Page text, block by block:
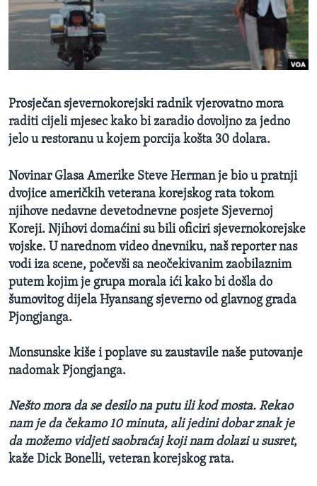
MAGAZIN
O GLASU AMERIKE
PRATITE NAS
Jezici
Prosječan sjevernokorejski radnik vjerovatno mora
raditi cijeli mjesec kako bi zaradio dovoljno za jedno
jelo u restoranu u kojem porcija košta 30 dolara.
Novinar Glasa Amerike Steve Herman je bio u pratnji
dvojice američkih veterana korejskog rata tokom
njihove nedavne devetodnevne posjete Sjevernoj
Koreji. Njihovi domaćini su bili oficiri sjevernokorejske
vojske. U narednom video dnevniku, naš reporter nas
vodi iza scene, počevši sa neočekivanim zaobilaznim
putem kojim je grupa morala ići kako bi došla do
šumovitog dijela Hyansang sjeverno od glavnog grada
Pjongjanga.
Monsunske kiše i poplave su zaustavile naše putovanje
nadomak Pjongjanga.
Nešto mora da se desilo na putu ili kod mosta. Rekao
nam je da čekamo 10 minuta, ali jedini dobar znak je
da možemo vidjeti saobraćaj koji nam dolazi u susret,
kaže Dick Bonelli, veteran korejskog rata.